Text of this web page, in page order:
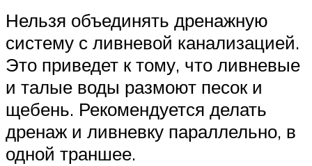
Нельзя объединять дренажную
систему с ливневой канализацией.
Это приведет к тому, что ливневые
и талые воды размоют песок и
щебень. Рекомендуется делать
дренаж и ливневку параллельно, в
одной траншее.